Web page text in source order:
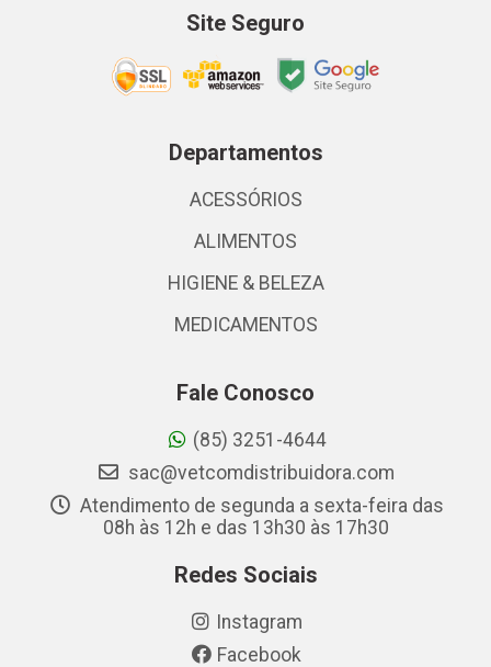
Site Seguro
Departamentos
ACESSÓRIOS
ALIMENTOS
HIGIENE & BELEZA
MEDICAMENTOS
Fale Conosco
(85) 3251-4644
sac@vetcomdistribuidora.com
Atendimento de segunda a sexta-feira das
08h às 12h e das 13h30 às 17h30
Redes Sociais
Instagram
Facebook